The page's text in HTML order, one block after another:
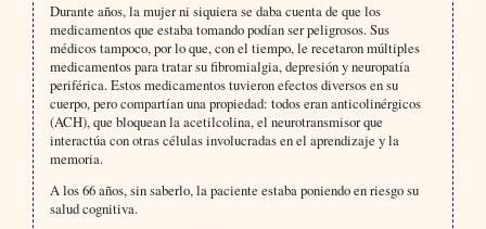
Durante años, la mujer ni siquiera se daba cuenta de que los
medicamentos que estaba tomando podían ser peligrosos. Sus
médicos tampoco, por lo que, con el tiempo, le recetaron múltiples
medicamentos para tratar su fibromialgia, depresión y neuropatía
periférica. Estos medicamentos tuvieron efectos diversos en su
cuerpo, pero compartían una propiedad: todos eran anticolinérgicos
(ACH), que bloquean la acetilcolina, el neurotransmisor que
interactúa con otras células involucradas en el aprendizaje y la
memoria.
A los 66 años, sin saberlo, la paciente estaba poniendo en riesgo su
salud cognitiva.